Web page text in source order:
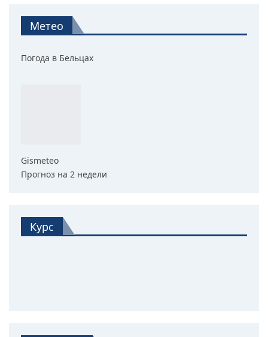
Метео
Погода в Бельцах
Gismeteo
Прогноз на 2 недели
Курс